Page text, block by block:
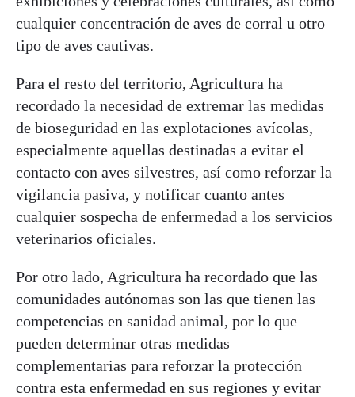
cualquier concentración de aves de corral u otro
tipo de aves cautivas.
Para el resto del territorio, Agricultura ha
recordado la necesidad de extremar las medidas
de bioseguridad en las explotaciones avícolas,
especialmente aquellas destinadas a evitar el
contacto con aves silvestres, así como reforzar la
vigilancia pasiva, y notificar cuanto antes
cualquier sospecha de enfermedad a los servicios
veterinarios oficiales.
Por otro lado, Agricultura ha recordado que las
comunidades autónomas son las que tienen las
competencias en sanidad animal, por lo que
pueden determinar otras medidas
complementarias para reforzar la protección
contra esta enfermedad en sus regiones y evitar